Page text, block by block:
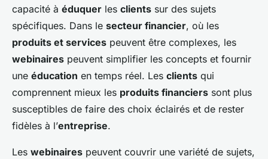
capacité à éduquer les clients sur des sujets
spécifiques. Dans le secteur financier, où les
produits et services peuvent être complexes, les
webinaires peuvent simplifier les concepts et fournir
une éducation en temps réel. Les clients qui
comprennent mieux les produits financiers sont plus
susceptibles de faire des choix éclairés et de rester
fidèles à l’entreprise.
Les webinaires peuvent couvrir une variété de sujets,